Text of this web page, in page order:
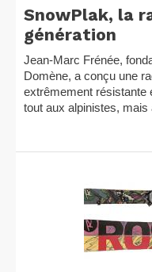
SnowPlak, la
génération
Jean-Marc Frénée,
Domène, a conçu une
extrêmement résistante
tout aux alpinistes,